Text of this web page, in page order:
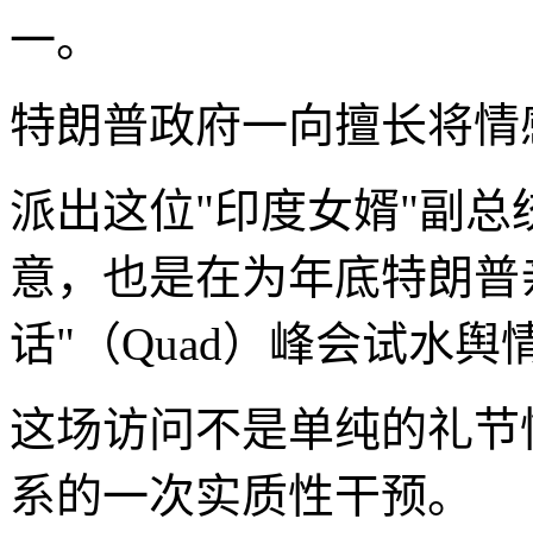
一。
特朗普政府一向擅长将
派出这位"印度女婿"副总
意，也是在为年底特朗
话"（Quad）峰会试水舆
这场访问不是单纯的礼
系的一次实质性干预。